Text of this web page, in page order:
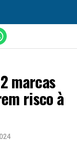
marcas
risco à